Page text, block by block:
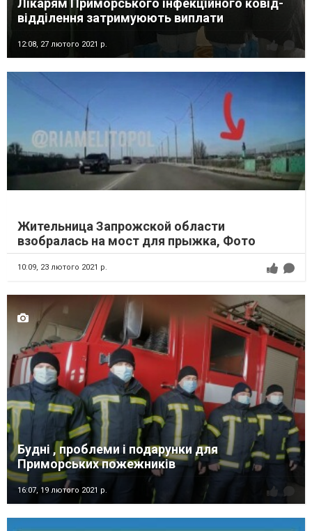
Лікарям Приморського інфекційного ковід-
відділення затримуюють виплати
12:08, 27 лютого 2021 р.
Жительница Запрожской области
взобралась на мост для прыжка, Фото
10:09, 23 лютого 2021 р.
Будні , проблеми і подарунки для
Приморських пожежників
16:07, 19 лютого 2021 р.